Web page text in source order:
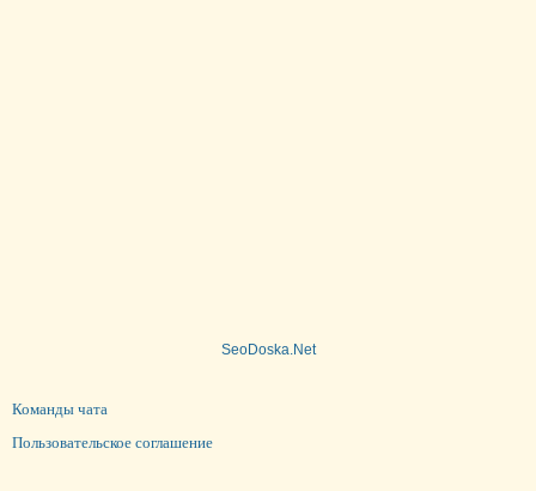
SeoDoska.Net
Команды чата
Пользовательское соглашение